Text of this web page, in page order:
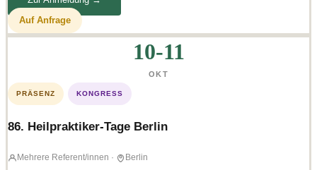
Auf Anfrage
10-11
OKT
PRÄSENZ KONGRESS
86. Heilpraktiker-Tage Berlin
Mehrere Referent/innen · Berlin